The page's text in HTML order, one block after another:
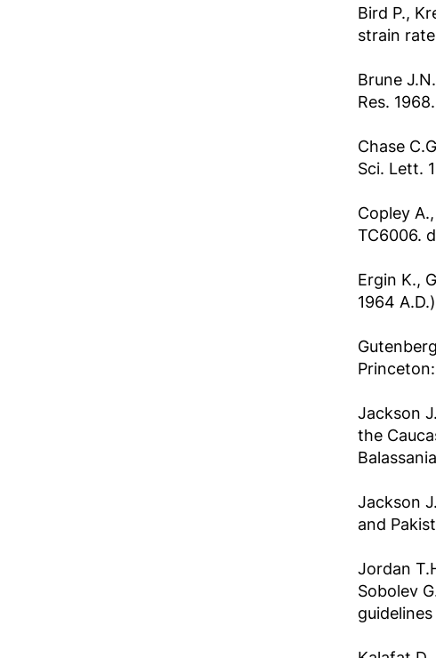
Bird P.,
strain
Brune
Res.
Chase
Sci. Lett.
Copley
TC6006.
Ergin K.,
1964
Jackson
the
Jackson
and
Jordan
Sobolev